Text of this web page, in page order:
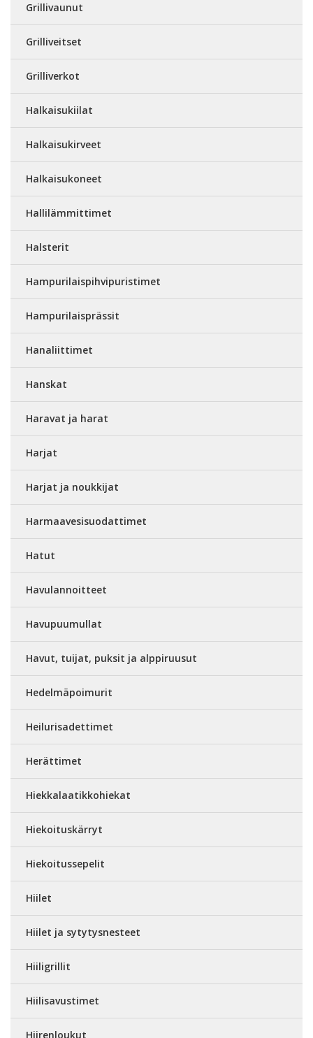
Grillivaunut
Grilliveitset
Grilliverkot
Halkaisukiilat
Halkaisukirveet
Halkaisukoneet
Hallilämmittimet
Halsterit
Hampurilaispihvipuristimet
Hampurilaisprässit
Hanaliittimet
Hanskat
Haravat ja harat
Harjat
Harjat ja noukkijat
Harmaavesisuodattimet
Hatut
Havulannoitteet
Havupuumullat
Havut, tuijat, puksit ja alppiruusut
Hedelmäpoimurit
Heilurisadettimet
Herättimet
Hiekkalaatikkohiekat
Hiekoituskärryt
Hiekoitussepelit
Hiilet
Hiilet ja sytytysnesteet
Hiiligrillit
Hiilisavustimet
Hiirenloukut